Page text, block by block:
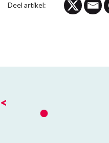
Deel artikel:
<